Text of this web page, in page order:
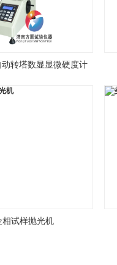
动转塔数显显微硬度计
相试样抛光机